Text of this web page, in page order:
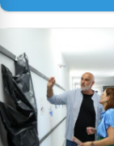
marítimas.
Assunção